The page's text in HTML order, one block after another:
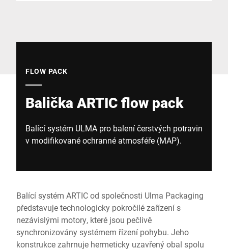
FLOW PACK
Balička ARTIC flow pack
Balící systém ULMA pro balení čerstvých potravin
v modifikované ochranné atmosféře (MAP).
Balící systém ARTIC od společnosti Ulma Packaging
představuje technologicky pokročilé zařízení s
nezávislými motory, které jsou pečlivě
synchronizovány systémem řízení pohybu. Jeho
konstrukce zahrnuje hermeticky uzavřený obal spolu